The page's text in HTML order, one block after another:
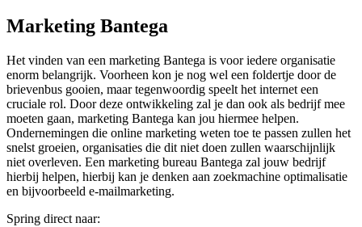
Marketing Bantega
Het vinden van een marketing Bantega is voor iedere organisatie
enorm belangrijk. Voorheen kon je nog wel een foldertje door de
brievenbus gooien, maar tegenwoordig speelt het internet een
cruciale rol. Door deze ontwikkeling zal je dan ook als bedrijf mee
moeten gaan, marketing Bantega kan jou hiermee helpen.
Ondernemingen die online marketing weten toe te passen zullen het
snelst groeien, organisaties die dit niet doen zullen waarschijnlijk
niet overleven. Een marketing bureau Bantega zal jouw bedrijf
hierbij helpen, hierbij kan je denken aan zoekmachine optimalisatie
en bijvoorbeeld e-mailmarketing.
Spring direct naar: